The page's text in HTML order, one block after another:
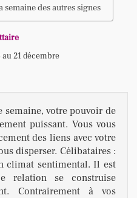
semaine des autres signes
21 décembre
semaine, votre pouvoir de
puissant. Vous vous
des liens avec votre
disperser. Célibataires :
climat sentimental. Il est
relation se construise
Contrairement à vos